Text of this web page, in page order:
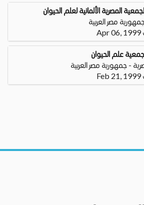
المصرية الألمانية لعلم الحيوان
مصر العربية
علم الحيوان
- جمهورية مصر العربية